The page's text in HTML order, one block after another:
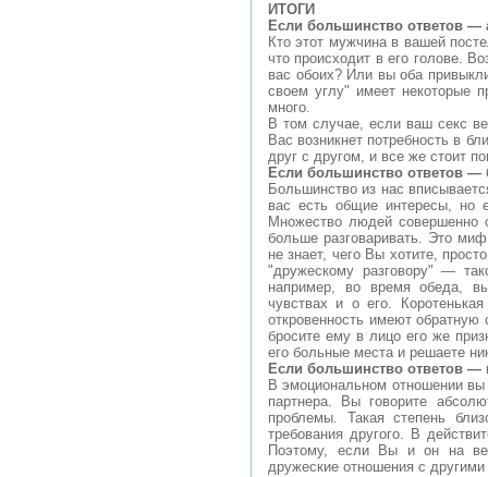
ИТОГИ
Если большинство ответов —
Кто этот мужчина в вашей
что происходит в его голове.
вас обоих? Или вы оба
своем углу" имеет некоторые
много.
В том случае, если ваш секс
Вас возникнет потребность в
друг с другом, и все же стоит
Если большинство ответов —
Большинство из нас
вас есть общие интересы, но
Множество людей совершенно
больше разговаривать. Это
не знает, чего Вы хотите,
"дружескому разговору" —
например, во время обеда,
чувствах и о его.
откровенность имеют
бросите ему в лицо его же
его больные места и решаете
Если большинство ответов —
В эмоциональном отношении вы
партнера. Вы говорите
проблемы. Такая степень
требования другого. В
Поэтому, если Вы и он на
дружеские отношения с